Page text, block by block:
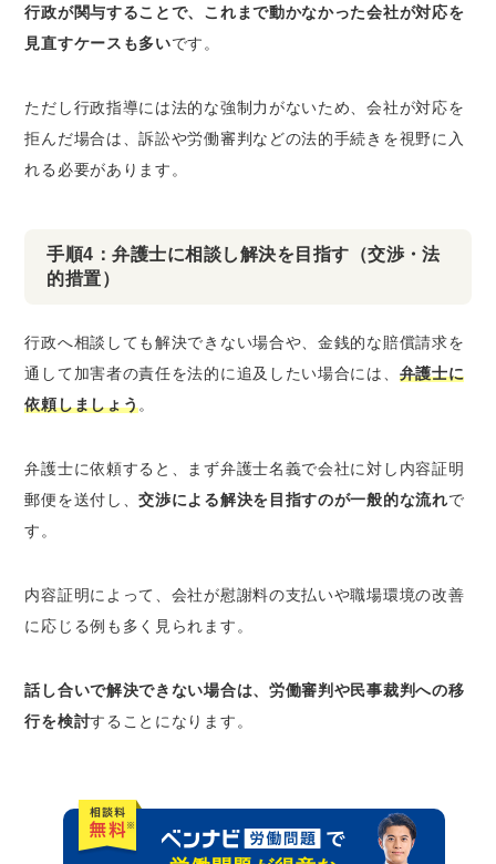
行政が関与することで、これまで動かなかった会社が対応を
見直すケースも多いです。
ただし行政指導には法的な強制力がないため、会社が対応を
拒んだ場合は、訴訟や労働審判などの法的手続きを視野に入
れる必要があります。
手順4：弁護士に相談し解決を目指す（交渉・法
的措置）
行政へ相談しても解決できない場合や、金銭的な賠償請求を
通して加害者の責任を法的に追及したい場合には、 弁護士に
依頼しましょう。
弁護士に依頼すると、まず弁護士名義で会社に対し内容証明
郵便を送付し、交渉による解決を目指すのが一般的な流れで
す。
内容証明によって、会社が慰謝料の支払いや職場環境の改善
に応じる例も多く見られます。
話し合いで解決できない場合は、労働審判や民事裁判への移
行を検討することになります。